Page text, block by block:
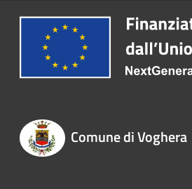
Comune di Voghera